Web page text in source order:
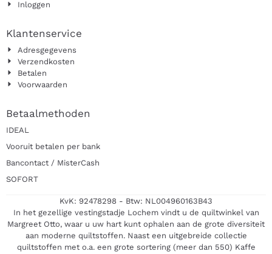
Inloggen
Klantenservice
Adresgegevens
Verzendkosten
Betalen
Voorwaarden
Betaalmethoden
IDEAL
Vooruit betalen per bank
Bancontact / MisterCash
SOFORT
KvK: 92478298 - Btw: NL004960163B43
In het gezellige vestingstadje Lochem vindt u de quiltwinkel van
Margreet Otto, waar u uw hart kunt ophalen aan de grote diversiteit
aan moderne quiltstoffen. Naast een uitgebreide collectie
quiltstoffen met o.a. een grote sortering (meer dan 550) Kaffe